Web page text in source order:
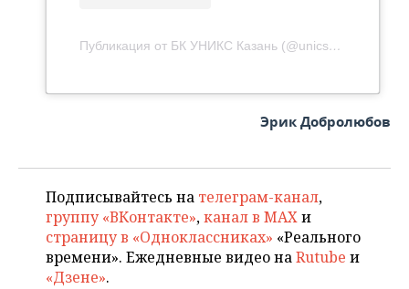
Публикация от БК УНИКС Казань (@unicsbasket)
Эрик Добролюбов
Подписывайтесь на телеграм-канал,
группу «ВКонтакте»,канал в MAXи
страницу в «Одноклассниках» «Реального
времени». Ежедневные видео наRutube и
«Дзене».